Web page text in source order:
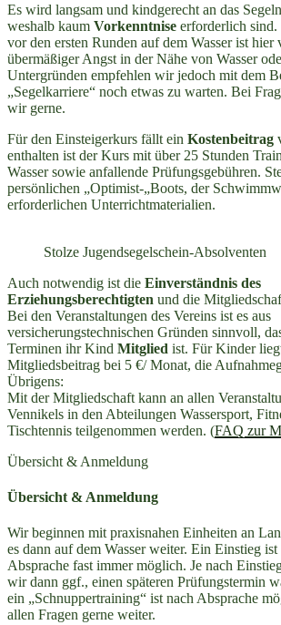
Es wird langsam und kindgerecht an das
weshalb kaum Vorkenntnise erforderlich
vor den ersten Runden auf dem Wasser ist
übermäßiger Angst in der Nähe von Wasser
Untergründen empfehlen wir jedoch mit dem
„Segelkarriere“ noch etwas zu warten. Bei
wir gerne.
Für den Einsteigerkurs fällt ein Kostenbeitrag
enthalten ist der Kurs mit über 25 Stunden
Wasser sowie anfallende Prüfungsgebühren.
persönlichen „Optimist-„Boots, der
erforderlichen Unterrichtmaterialien.
Stolze Jugendsegelschein-Absolventen
Auch notwendig ist die Einverständnis des
Erziehungsberechtigten und die
Bei den Veranstaltungen des Vereins ist es aus
versicherungstechnischen Gründen sinnvoll,
Terminen ihr Kind Mitglied ist. Für Kinder
Mitgliedsbeitrag bei 5 €/ Monat, die
Übrigens:
Mit der Mitgliedschaft kann an allen
Vennikels in den Abteilungen Wassersport,
Tischtennis teilgenommen werden. (FAQ zur
Übersicht & Anmeldung
Übersicht & Anmeldung
Wir beginnen mit praxisnahen Einheiten an
es dann auf dem Wasser weiter. Ein Einstieg
Absprache fast immer möglich. Je nach
wir dann ggf., einen späteren Prüfungstermin
ein „Schnuppertraining“ ist nach Absprache
allen Fragen gerne weiter.